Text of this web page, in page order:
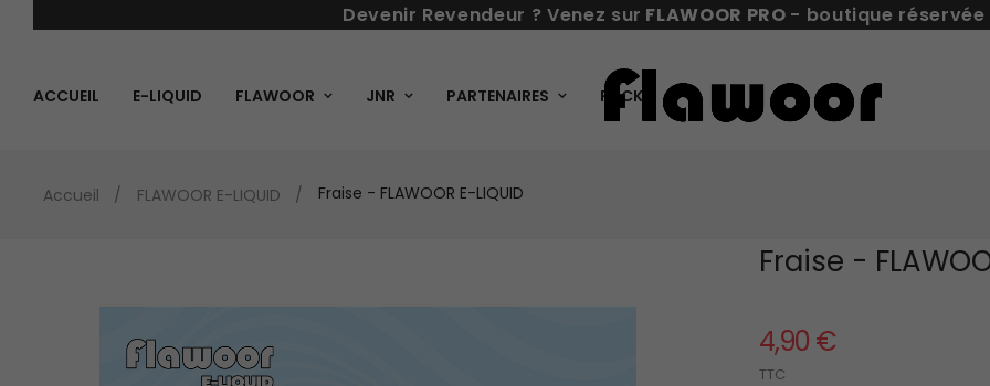
Devenir Revendeur ? Venez sur FLAWOOR PRO - boutique
ACCUEIL E-LIQUID FLAWOOR JNR PARTENAIRES PACKS
Accueil FLAWOOR E-LIQUID Fraise - FLAWOOR E-LIQUID
Fraise -
4,90 €
TTC